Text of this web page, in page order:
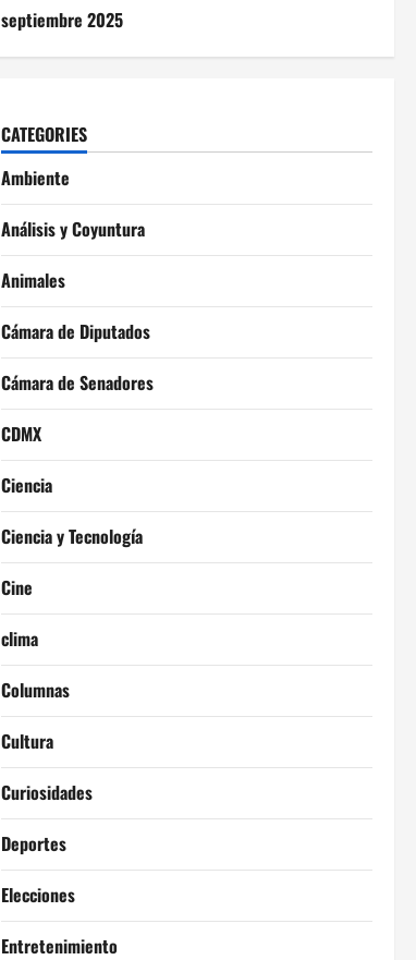
septiembre 2025
CATEGORIES
Ambiente
Análisis y Coyuntura
Animales
Cámara de Diputados
Cámara de Senadores
CDMX
Ciencia
Ciencia y Tecnología
Cine
clima
Columnas
Cultura
Curiosidades
Deportes
Elecciones
Entretenimiento